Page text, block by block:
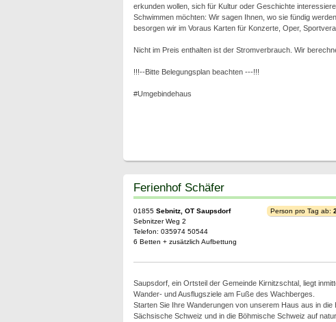
erkunden wollen, sich für Kultur oder Geschichte
Schwimmen möchten: Wir sagen Ihnen, wo sie fündig
besorgen wir im Voraus Karten für Konzerte, Oper,
Nicht im Preis enthalten ist der Stromverbrauch. Wir
!!!--Bitte Belegungsplan beachten ---!!!
#Umgebindehaus
Ferienhof Schäfer
01855 Sebnitz, OT Saupsdorf
Sebnitzer Weg 2
Telefon: 035974 50544
6 Betten + zusätzlich Aufbettung
Person pro Tag ab:
Saupsdorf, ein Ortsteil der Gemeinde Kirnitzschtal, liegt
Wander- und Ausflugsziele am Fuße des Wachberges.
Starten Sie Ihre Wanderungen von unserem Haus aus in die
Sächsische Schweiz und in die Böhmische Schweiz auf